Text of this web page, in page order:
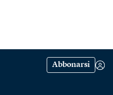
Abbonarsi